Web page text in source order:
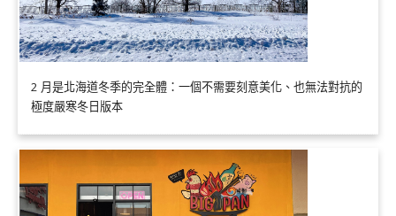
2 月是北海道冬季的完全體：一個不需要刻意美化、也無法對抗的
極度嚴寒冬日版本